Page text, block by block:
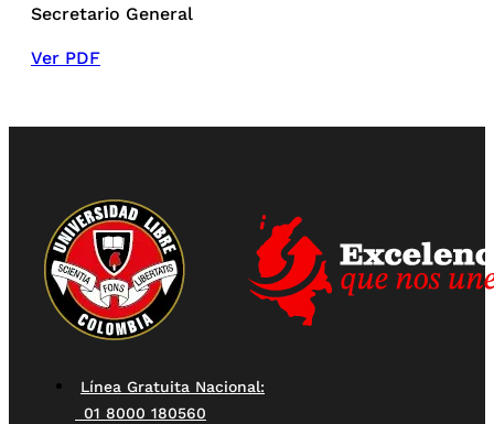
Secretario General
Ver PDF
Línea Gratuita Nacional:
01 8000 180560